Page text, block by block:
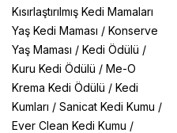
Kısırlaştırılmış Kedi Mamaları
Yaş Kedi Maması / Konserve
Yaş Maması / Kedi Ödülü /
Kuru Kedi Ödülü / Me-O
Krema Kedi Ödülü / Kedi
Kumları / Sanicat Kedi Kumu /
Ever Clean Kedi Kumu /